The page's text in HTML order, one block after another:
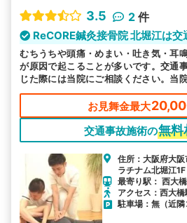
3.5
2 件
ReCORE鍼灸接骨院 北堀江は
むちうちや頭痛・めまい・吐き気・耳
が原因で起こることが多いです。交通
じた際には当院にご相談ください。当
しています。
お見舞金最大
交通事故施術の無料
住所：大阪府大
ラチナム北堀江1F
最寄り駅： 西大
アクセス：西大
駐車場：無（近隣